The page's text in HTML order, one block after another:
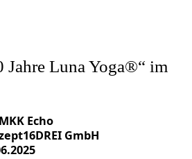
Jahre Luna Yoga®“ im
Echo
GmbH